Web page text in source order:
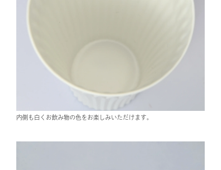
内側も白くお飲み物の色をお楽しみいただけます。